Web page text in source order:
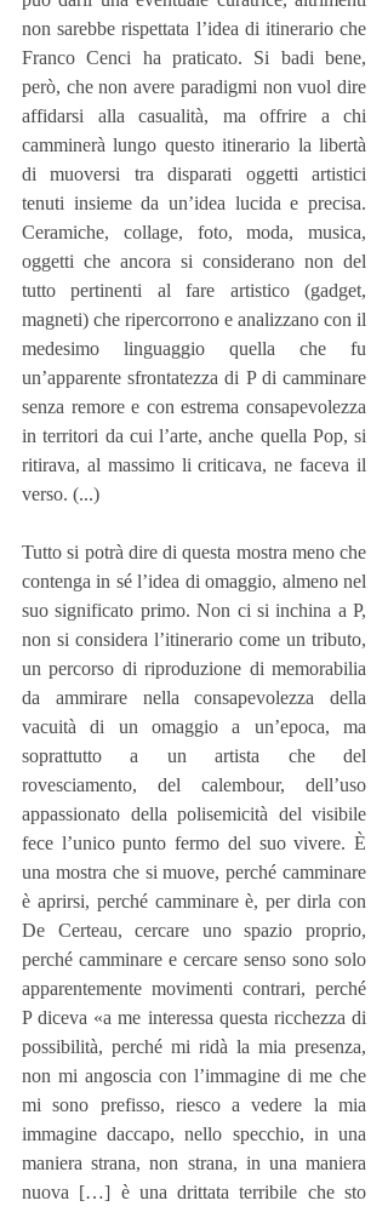
non sarebbe rispettata l’idea di itinerario che
Franco Cenci ha praticato. Si badi bene,
però, che non avere paradigmi non vuol dire
affidarsi alla casualità, ma offrire a chi
camminerà lungo questo itinerario la libertà
di muoversi tra disparati oggetti artistici
tenuti insieme da un’idea lucida e precisa.
Ceramiche, collage, foto, moda, musica,
oggetti che ancora si considerano non del
tutto pertinenti al fare artistico (gadget,
magneti) che ripercorrono e analizzano con il
medesimo linguaggio quella che fu
un’apparente sfrontatezza di P di camminare
senza remore e con estrema consapevolezza
in territori da cui l’arte, anche quella Pop, si
ritirava, al massimo li criticava, ne faceva il
verso. (...)
Tutto si potrà dire di questa mostra meno che
contenga in sé l’idea di omaggio, almeno nel
suo significato primo. Non ci si inchina a P,
non si considera l’itinerario come un tributo,
un percorso di riproduzione di memorabilia
da ammirare nella consapevolezza della
vacuità di un omaggio a un’epoca, ma
soprattutto a un artista che del
rovesciamento, del calembour, dell’uso
appassionato della polisemicità del visibile
fece l’unico punto fermo del suo vivere. È
una mostra che si muove, perché camminare
è aprirsi, perché camminare è, per dirla con
De Certeau, cercare uno spazio proprio,
perché camminare e cercare senso sono solo
apparentemente movimenti contrari, perché
P diceva «a me interessa questa ricchezza di
possibilità, perché mi ridà la mia presenza,
non mi angoscia con l’immagine di me che
mi sono prefisso, riesco a vedere la mia
immagine daccapo, nello specchio, in una
maniera strana, non strana, in una maniera
nuova […] è una drittata terribile che sto